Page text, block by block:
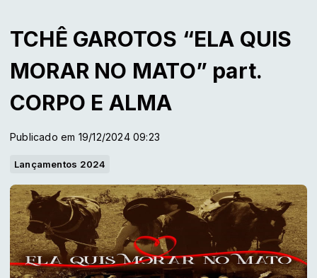
TCHÊ GAROTOS “ELA QUIS
MORAR NO MATO” part.
CORPO E ALMA
Publicado em 19/12/2024 09:23
Lançamentos 2024